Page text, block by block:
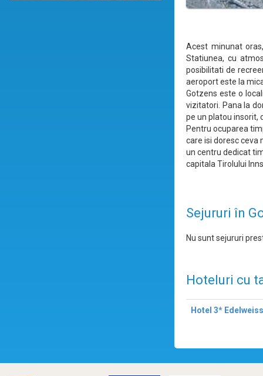
Acest minunat
Statiunea, cu
posibilitati de
aeroport este la
Gotzens este o
vizitatori. Pana la
pe un platou insorit,
Pentru ocuparea
care isi doresc ceva
un centru dedicat
capitala Tirolului
Sejururi în
Nu sunt sejururi
Hoteluri cu
Hotel 3* Edelweiss